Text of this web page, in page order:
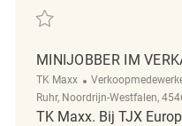
Redden Minijobber im
MINIJOBBER IM
TK Maxx Categorie
Ruhr, Noordrijn-Westfalen,
TK Maxx. Bij TJX